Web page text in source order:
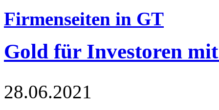
Firmenseiten in GT
Gold für Investoren
28.06.2021